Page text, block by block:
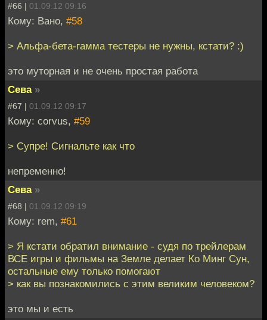
#66 | 01.09.12 09:16
Кому: Вано, #58
> Альфа-бета-гамма тестеры не нужны, кстати? :)
это муторная и не очень простая работа
Сева »
#67 | 01.09.12 09:17
Кому: corvus, #59
> Супре! Сигнальте как что
непременно!
Сева »
#68 | 01.09.12 09:19
Кому: rem, #61
> Я кстати обратил внимание - судя по трейлерам
ВСЕ игры и фильмы на Земле делает Ко Минг Сун,
остальные ему только помогают
> как вы познакомились с этим великим человеком?
это мы и есть